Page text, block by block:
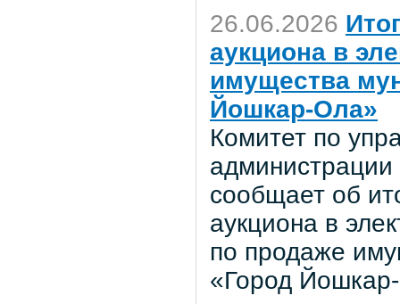
26.06.2026
аукциона в
имущества
Йошкар-Ола»
Комитет по
администрации
сообщает об
аукциона в
по продаже
«Город